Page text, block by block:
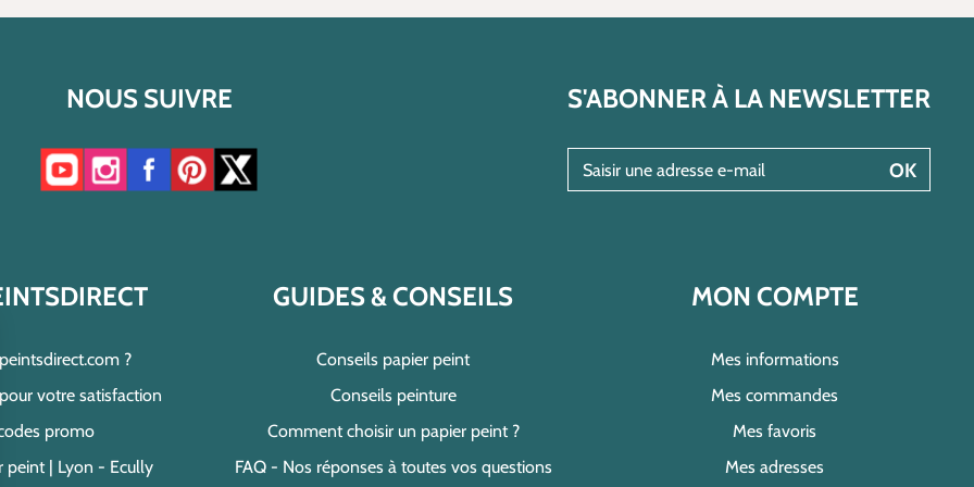
NOUS SUIVRE
Accéder à notre chaîne YouTube
Accéder à notre compte Instagram
Accéder à notre page Facebook
Accéder à notre compte Pinterest
Accéder à notre compte Twitter/X
S'ABONNER À LA NEWSLETTER
OK
?
votre satisfaction
promo
peint | Lyon - Ecully
GUIDES & CONSEILS
Conseils papier peint
Conseils peinture
Comment choisir un papier peint ?
FAQ - Nos réponses à toutes vos questions
MON COMPTE
Mes informations
Mes commandes
Mes favoris
Mes adresses